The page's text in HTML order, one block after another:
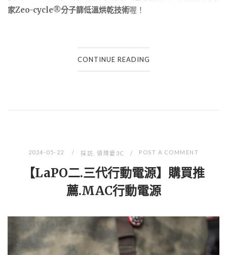
家Zeo-cycle®分子篩低溫烘乾技術喔！
CONTINUE READING
2024-05-22 採訪 領隊愛3C POST A COMMENT
【LaPO二.三代行動電源】購買推
薦.MAC行動電源